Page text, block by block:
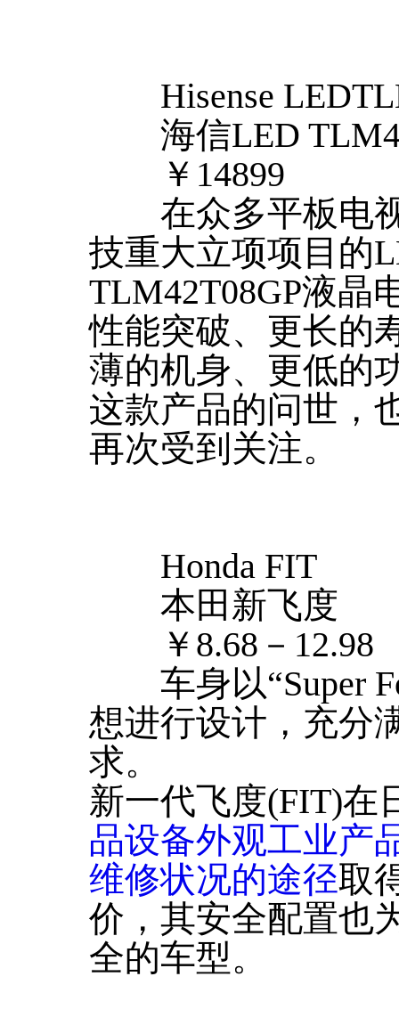
Hisense
海信LED
￥14899
在众多平板电视
技重大立项项目的
TLM42T08GP液晶
性能突破、更长的
薄的机身、更低的
这款产品的问世，
再次受到关注。
Honda FIT
本田新飞度
￥8.68－12.98
车身以“Super
想进行设计，充分
求。
新一代飞度(FIT)在
品设备外观工业产
维修状况的途径取
价，其安全配置也
全的车型。